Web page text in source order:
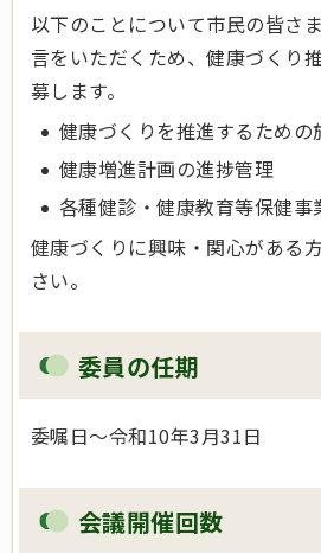
以下のことについて市民の皆さ
言をいただくため、健康づくり
募します。
健康づくりを推進するための
健康増進計画の進捗管理
各種健診・健康教育等保健事
健康づくりに興味・関心がある
さい。
委員の任期
委嘱日～令和10年3月31日
会議開催回数